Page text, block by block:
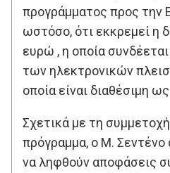
προγράμματος προς την
ωστόσο, ότι εκκρεμεί η
ευρώ , η οποία
των ηλεκτρονικών
οποία είναι διαθέσιμη
Σχετικά με τη
πρόγραμμα, ο Μ. Σεντένο
να ληφθούν αποφάσεις